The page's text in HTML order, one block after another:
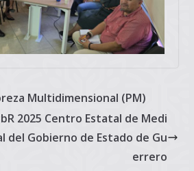
Multidimensional (PM)
2025 Centro Estatal de Medi
del Gobierno de Estado de Gu
errero